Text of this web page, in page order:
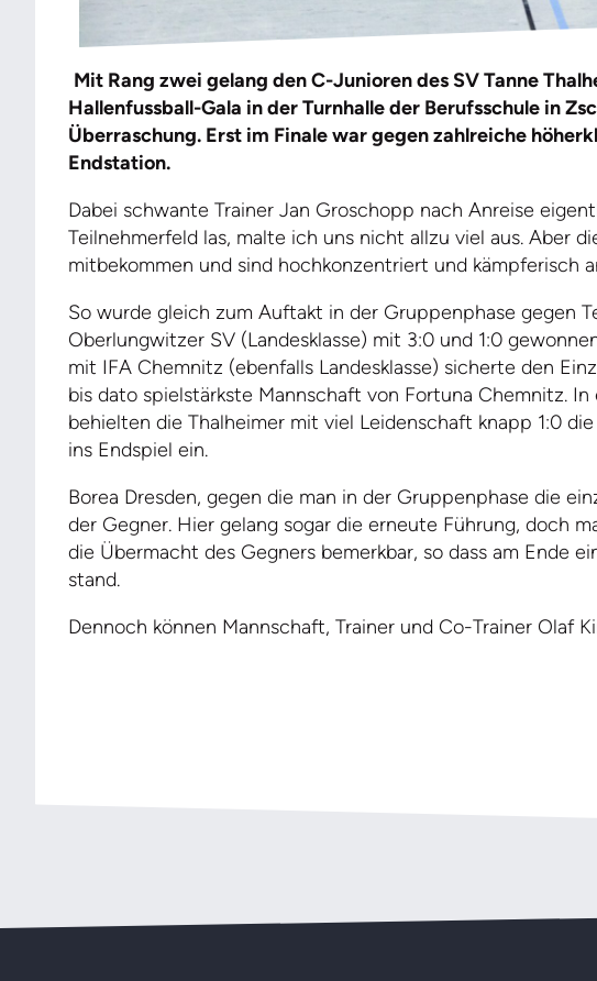
Mit Rang zwei gelang den C-Junioren des SV Tanne
Hallenfussball-Gala in der Turnhalle der Berufsschule in
Überraschung. Erst im Finale war gegen zahlreiche
Endstation.
Dabei schwante Trainer Jan Groschopp nach Anreise
Teilnehmerfeld las, malte ich uns nicht allzu viel aus. Aber
mitbekommen und sind hochkonzentriert und kämpferisch
So wurde gleich zum Auftakt in der Gruppenphase gegen
Oberlungwitzer SV (Landesklasse) mit 3:0 und 1:0
mit IFA Chemnitz (ebenfalls Landesklasse) sicherte den
bis dato spielstärkste Mannschaft von Fortuna Chemnitz.
behielten die Thalheimer mit viel Leidenschaft knapp 1:0
ins Endspiel ein.
Borea Dresden, gegen die man in der Gruppenphase die
der Gegner. Hier gelang sogar die erneute Führung, doch
die Übermacht des Gegners bemerkbar, so dass am Ende
stand.
Dennoch können Mannschaft, Trainer und Co-Trainer Olaf